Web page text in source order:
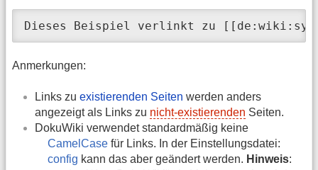
Dieses Beispiel verlinkt zu
Anmerkungen:
Links zu existierenden Seiten werden anders
angezeigt als Links zu nicht-existierenden Seiten.
DokuWiki verwendet standardmäßig keine
CamelCase für Links. In der Einstellungsdatei:
config kann das aber geändert werden. Hinweis: